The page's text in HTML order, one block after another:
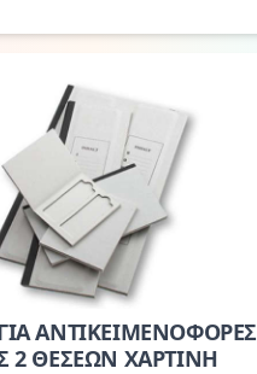
ΑΝΤΙΚΕΙΜΕΝΟΦΟΡΕΣ
2 ΘΕΣΕΩΝ ΧΑΡΤΙΝΗ